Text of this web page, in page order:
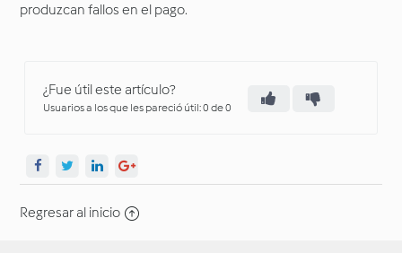
produzcan fallos en el pago.
¿Fue útil este artículo?
Usuarios a los que les pareció útil: 0 de 0
Regresar al inicio